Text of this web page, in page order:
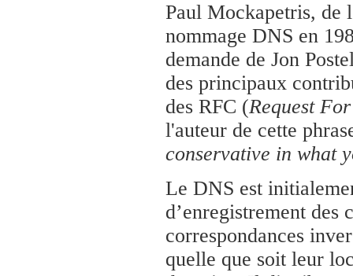
Paul Mockapetris, de
nommage DNS en
demande de Jon
des principaux
des RFC (Request
l'auteur de cette
conservative in what
Le DNS est
d’enregistrement des
correspondances
quelle que soit leur